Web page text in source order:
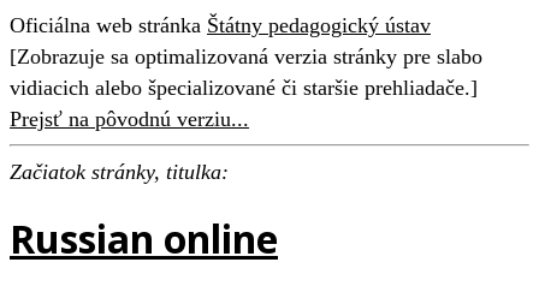
Oficiálna web stránka Štátny pedagogický ústav
[Zobrazuje sa optimalizovaná verzia stránky pre slabo
vidiacich alebo špecializované či staršie prehliadače.]
Prejsť na pôvodnú verziu...
Začiatok stránky, titulka:
Russian online